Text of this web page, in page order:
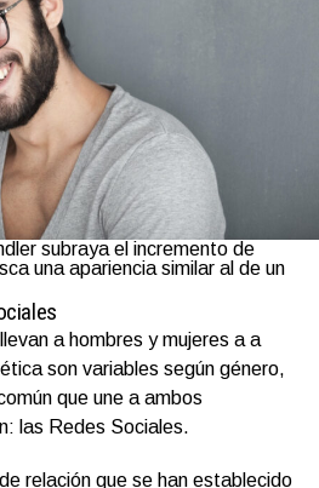
subraya el incremento de
una apariencia similar al de un
a hombres y mujeres a a
son variables según género,
que une a ambos
las Redes Sociales.
relación que se han establecido